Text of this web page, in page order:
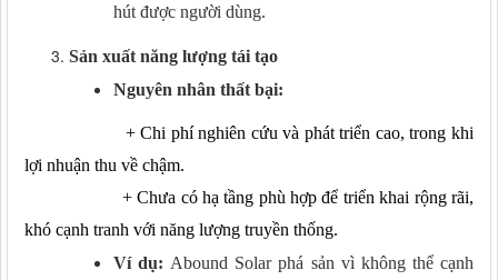
hút được người dùng.
Sản xuất năng lượng tái tạo
Nguyên nhân thất bại:
+Chi phí nghiên cứu và phát triển cao, trong khi
lợi nhuận thu về chậm.
+Chưa có hạ tầng phù hợp để triển khai rộng rãi,
khó cạnh tranh với năng lượng truyền thống.
Ví dụ: Abound Solar phá sản vì không thể cạnh